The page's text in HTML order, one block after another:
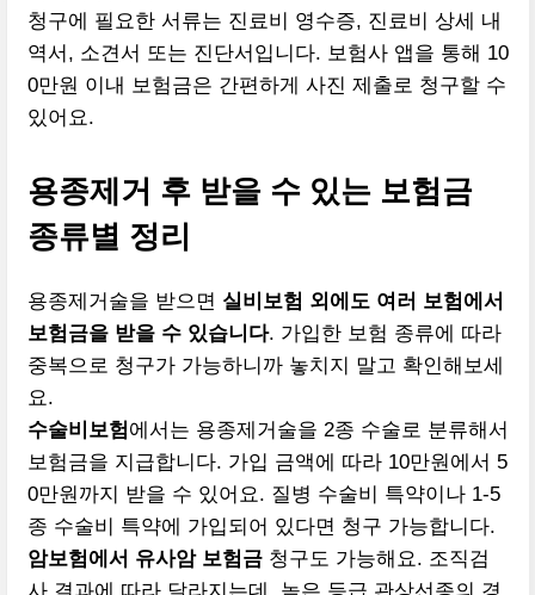
청구에 필요한 서류는 진료비 영수증, 진료비 상세 내
역서, 소견서 또는 진단서입니다. 보험사 앱을 통해 10
0만원 이내 보험금은 간편하게 사진 제출로 청구할 수
있어요.
용종제거 후 받을 수 있는 보험금
종류별 정리
용종제거술을 받으면 실비보험 외에도 여러 보험에서
보험금을 받을 수 있습니다. 가입한 보험 종류에 따라
중복으로 청구가 가능하니까 놓치지 말고 확인해보세
요.
수술비보험에서는 용종제거술을 2종 수술로 분류해서
보험금을 지급합니다. 가입 금액에 따라 10만원에서 5
0만원까지 받을 수 있어요. 질병 수술비 특약이나 1-5
종 수술비 특약에 가입되어 있다면 청구 가능합니다.
암보험에서 유사암 보험금청구도 가능해요. 조직검